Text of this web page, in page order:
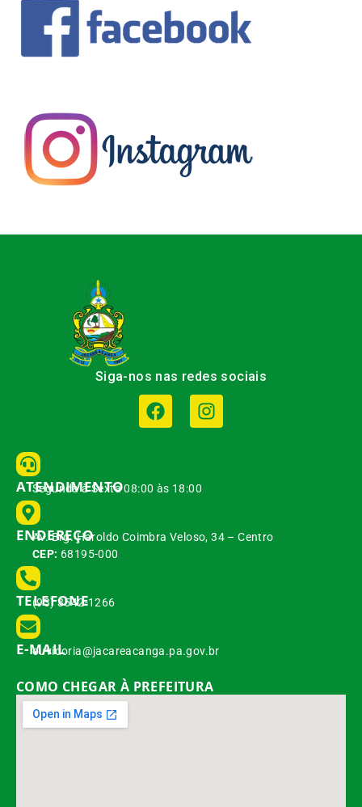
Siga-nos nas redes sociais
ATENDIMENTO
Segunda à Sexta 08:00 às 18:00
ENDEREÇO
Av. Brg. Haroldo Coimbra Veloso, 34 – Centro
CEP: 68195-000
TELEFONE
(93) 3542-1266
E-MAIL
ouvidoria@jacareacanga.pa.gov.br
COMO CHEGAR À PREFEITURA